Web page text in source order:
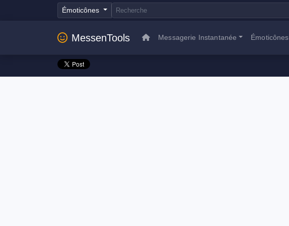
Émoticônes
MessenTools Messagerie Instantanée Émoticônes